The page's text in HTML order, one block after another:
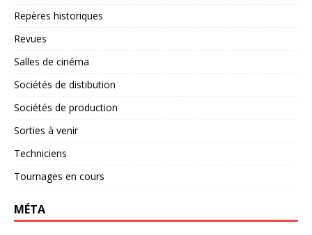
Repères historiques
Revues
Salles de cinéma
Sociétés de distibution
Sociétés de production
Sorties à venir
Techniciens
Tournages en cours
MÉTA